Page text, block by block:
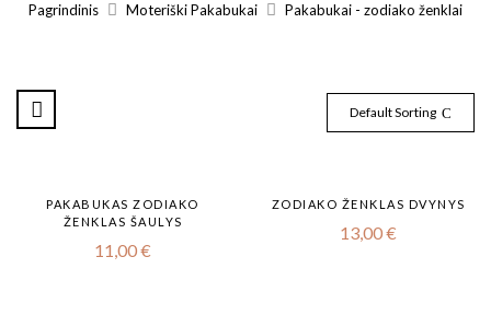
Pagrindinis Moteriški Pakabukai Pakabukai - zodiako ženklai
Default Sorting
PAKABUKAS ZODIAKO
ŽENKLAS ŠAULYS
11,00€
ZODIAKO ŽENKLAS DVYNYS
13,00€